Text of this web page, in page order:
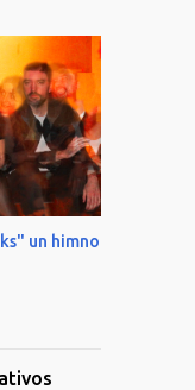
un himno